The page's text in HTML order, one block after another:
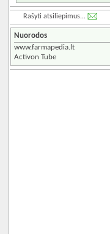
Rašyti atsiliepimus...
Nuorodos
www.farmapedia.lt
Activon Tube